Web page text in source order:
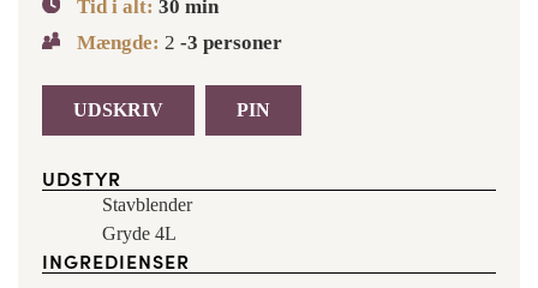
Tid i alt: 30 min
Mængde: 2 -3 personer
UDSKRIV PIN
UDSTYR
Stavblender
Gryde 4L
INGREDIENSER